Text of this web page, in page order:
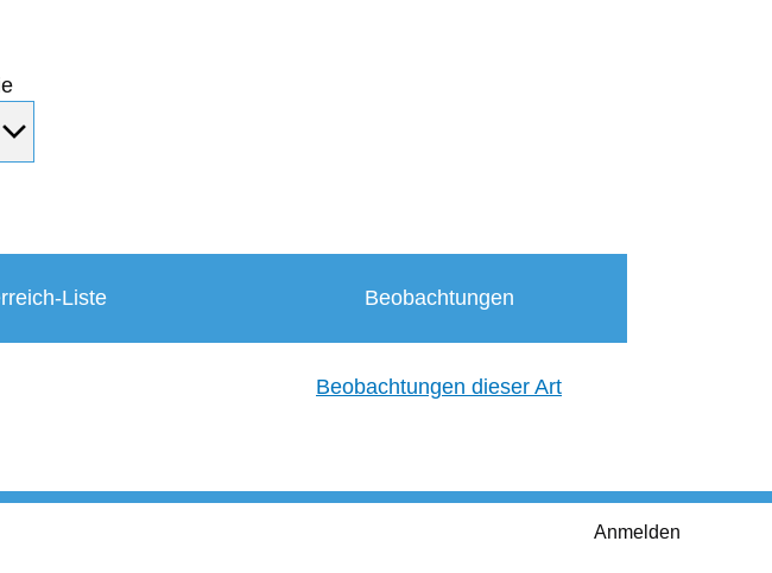
Liste Beobachtungen
Beobachtungen dieser Art
Anmelden